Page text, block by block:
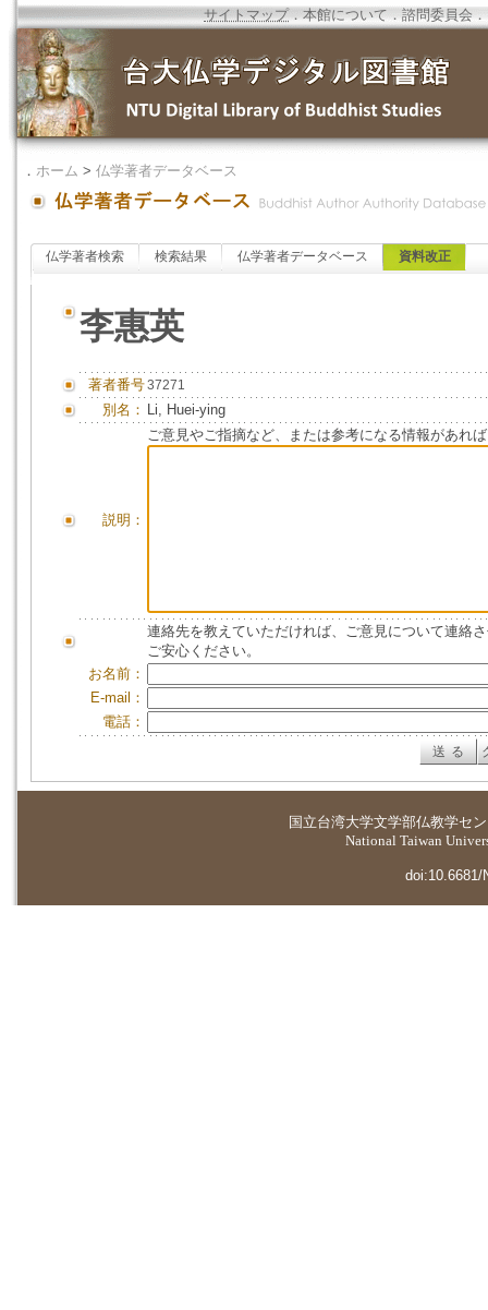
サイトマップ．本館について ．諮問委員会 ．
． ホーム > 仏学著者データベース
仏学著者検索 検索結果 仏学著者データベース 資料改正
李惠英
著者番号37271
別名： Li, Huei-ying
説明：
ご意見やご指摘など、または参考になる情報があれ
連絡先を教えていただければ、ご意見について連絡
ご安心ください。
お名前：
E-mail：
電話：
国立台湾大学文学部仏教学セ
National Taiwan
doi:10.6681/